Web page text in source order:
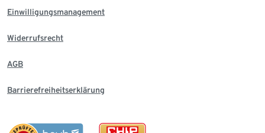
Einwilligungsmanagement
Widerrufsrecht
AGB
Barrierefreiheitserklärung